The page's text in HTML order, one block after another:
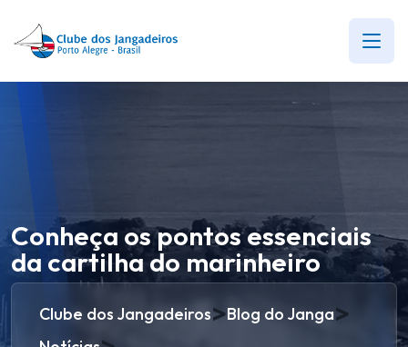
Conheça os pontos essenciais
da cartilha do marinheiro
Clube dos Jangadeiros>Blog do Janga>